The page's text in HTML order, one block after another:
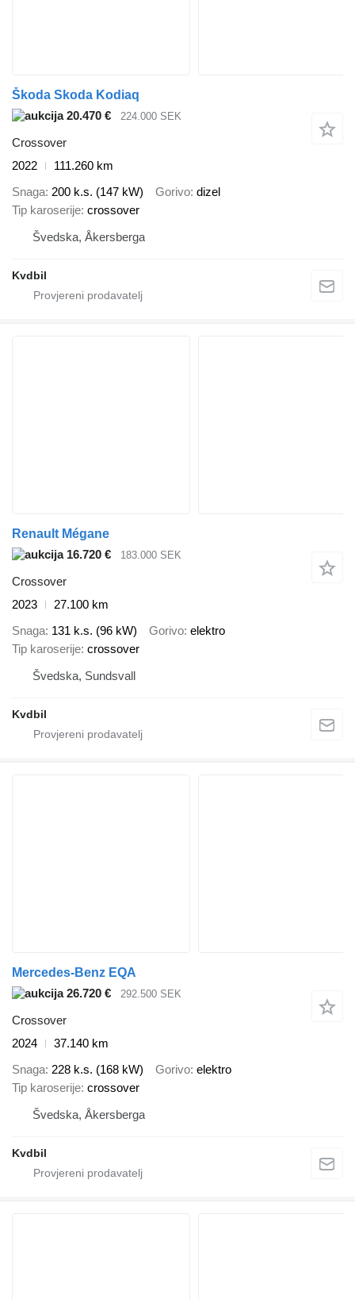
Škoda Skoda Kodiaq
20.470 €
224.000 SEK
Crossover
2022
111.260 km
Snaga 200 k.s. (147 kW) Gorivo dizel
Tip karoserije crossover
Švedska, Åkersberga
Kvdbil
Renault Mégane
16.720 €
183.000 SEK
Crossover
2023
27.100 km
Snaga 131 k.s. (96 kW) Gorivo elektro
Tip karoserije crossover
Švedska, Sundsvall
Kvdbil
Mercedes-Benz EQA
26.720 €
292.500 SEK
Crossover
2024
37.140 km
Snaga 228 k.s. (168 kW) Gorivo elektro
Tip karoserije crossover
Švedska, Åkersberga
Kvdbil